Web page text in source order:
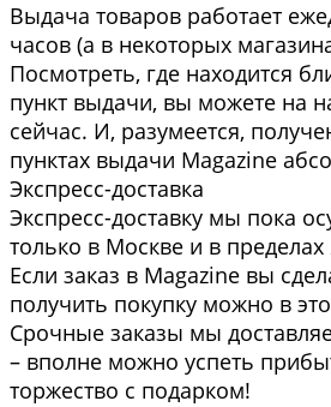
Выдача товаров работает
часов (а в некоторых
Посмотреть, где находится
пункт выдачи, вы можете на
сейчас. И, разумеется,
пунктах выдачи Magazine
Экспресс-доставка
Экспресс-доставку мы пока
только в Москве и в
Если заказ в Magazine вы
получить покупку можно в
Срочные заказы мы
– вполне можно успеть
торжество с подарком!